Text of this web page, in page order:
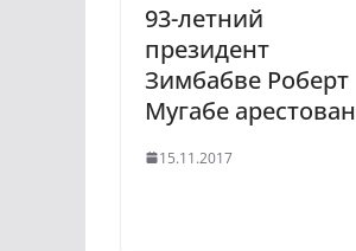
k
i
93-летний
президент
Зимбабве Роберт
Мугабе арестован
15.11.2017